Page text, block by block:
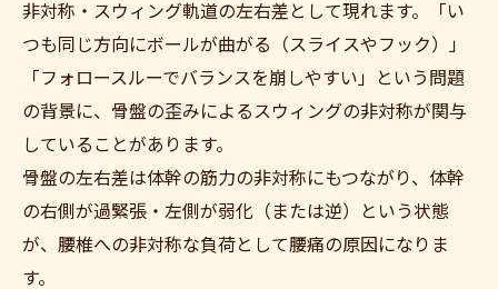
非対称・スウィング軌道の左右差として現れます。「い
つも同じ方向にボールが曲がる（スライスやフック）」
「フォロースルーでバランスを崩しやすい」という問題
の背景に、骨盤の歪みによるスウィングの非対称が関与
していることがあります。
骨盤の左右差は体幹の筋力の非対称にもつながり、体幹
の右側が過緊張・左側が弱化（または逆）という状態
が、腰椎への非対称な負荷として腰痛の原因になりま
す。